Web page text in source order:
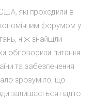
які проходили в
форумом у
ніж знайшли
обговорили питання
та забезпечення
зрозуміло, що
залишається надто